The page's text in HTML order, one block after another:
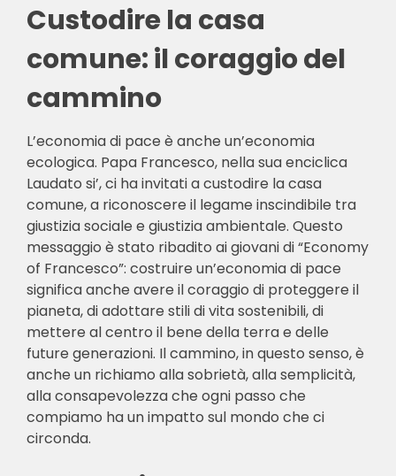
Custodire la casa
comune: il coraggio del
cammino
L’economia di pace è anche un’economia
ecologica. Papa Francesco, nella sua enciclica
Laudato si’, ci ha invitati a custodire la casa
comune, a riconoscere il legame inscindibile tra
giustizia sociale e giustizia ambientale. Questo
messaggio è stato ribadito ai giovani di “Economy
of Francesco”: costruire un’economia di pace
significa anche avere il coraggio di proteggere il
pianeta, di adottare stili di vita sostenibili, di
mettere al centro il bene della terra e delle
future generazioni. Il cammino, in questo senso, è
anche un richiamo alla sobrietà, alla semplicità,
alla consapevolezza che ogni passo che
compiamo ha un impatto sul mondo che ci
circonda.